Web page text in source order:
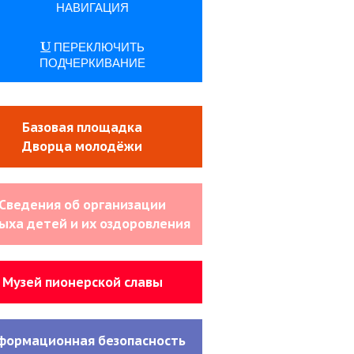
НАВИГАЦИЯ
ПЕРЕКЛЮЧИТЬ
ПОДЧЕРКИВАНИЕ
Базовая площадка
Дворца молодёжи
Сведения об организации
детей и их оздоровления
Музей пионерской славы
безопасность